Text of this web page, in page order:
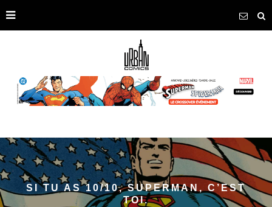
SI TU AS 10/10, SUPERMAN, C’EST
TOI.